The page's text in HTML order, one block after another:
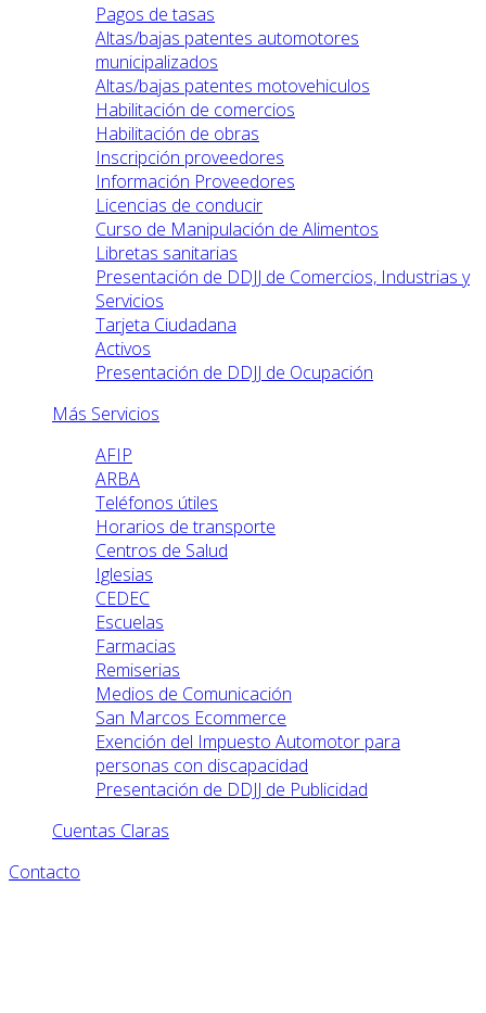
Pagos de tasas
Altas/bajas patentes automotores
municipalizados
Altas/bajas patentes motovehiculos
Habilitación de comercios
Habilitación de obras
Inscripción proveedores
Información Proveedores
Licencias de conducir
Curso de Manipulación de Alimentos
Libretas sanitarias
Presentación de DDJJ de Comercios, Industrias y
Servicios
Tarjeta Ciudadana
Activos
Presentación de DDJJ de Ocupación
Más Servicios
AFIP
ARBA
Teléfonos útiles
Horarios de transporte
Centros de Salud
Iglesias
CEDEC
Escuelas
Farmacias
Remiserias
Medios de Comunicación
San Marcos Ecommerce
Exención del Impuesto Automotor para
personas con discapacidad
Presentación de DDJJ de Publicidad
Cuentas Claras
Contacto